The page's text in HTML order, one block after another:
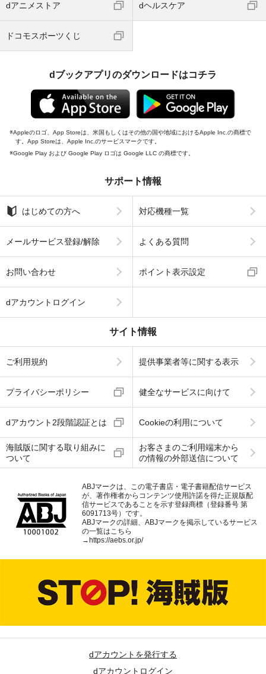
dアニメストア dヘルスケア
ドコモスポーツくじ
dブックアプリのダウンロードはコチラ
Appleのロゴ、App Storeは、米国もしくはその他の国や地域におけるApple Inc.の商標で
す。App Storeは、Apple Inc.のサービスマークです。
Google Play および Google Play ロゴは Google LLC の商標です。
サポート情報
はじめての方へ 対応機種一覧
メールサービス登録/解除 よくある質問
お問い合わせ ポイント表示設定
dアカウントログイン
サイト情報
ご利用規約 提供事業者等に関する表示
プライバシーポリシー 健全なサービスに向けて
dアカウント2段階認証とは Cookieの利用について
海賊版に関する取り組みに
ついて
お客さまのご利用端末から
の情報の外部送信について
ABJマークは、この電子書店・電子書籍配信サービス
が、著作権者からコンテンツ使用許諾を得た正規版配
信サービスであることを示す登録商標（登録番号 第
6091713号）です。
ABJマークの詳細、ABJマークを掲示しているサービス
の一覧はこちら
→ https://aebs.or.jp/
dアカウントを発行する
dアカウントログイン